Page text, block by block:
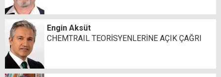
Engin Aksüt
CHEMTRAIL TEORİSYENLERİNE AÇIK ÇAĞRI